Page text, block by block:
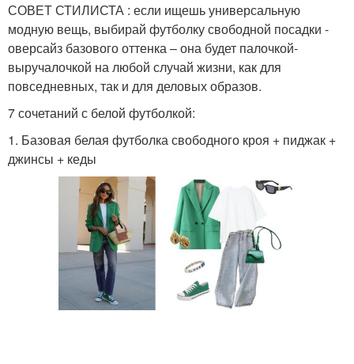
СОВЕТ СТИЛИСТА : если ищешь универсальную
модную вещь, выбирай футболку свободной посадки -
оверсайз базового оттенка – она будет палочкой-
выручалочкой на любой случай жизни, как для
повседневных, так и для деловых образов.
7 сочетаний с белой футболкой:
1. Базовая белая футболка свободного кроя + пиджак +
джинсы + кеды